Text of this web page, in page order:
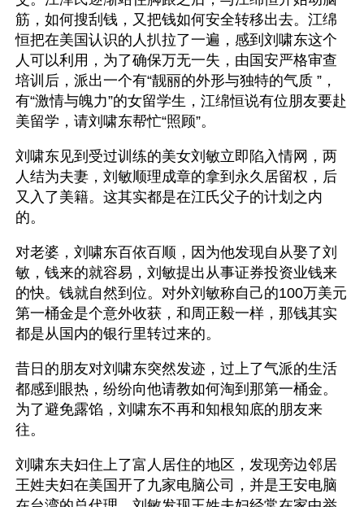
筋，如何搜刮钱，又把钱如何安全转移出去。江绵
恒把在美国认识的人扒拉了一遍，感到刘啸东这个
人可以利用，为了确保万无一失，由国安严格审查
培训后，派出一个有“靓丽的外形与独特的气质 ”，
有“激情与魄力”的女留学生，江绵恒说有位朋友要赴
美留学，请刘啸东帮忙“照顾”。
刘啸东见到受过训练的美女刘敏立即陷入情网，两
人结为夫妻，刘敏顺理成章的拿到永久居留权，后
又入了美籍。这其实都是在江氏父子的计划之内
的。
对老婆，刘啸东百依百顺，因为他发现自从娶了刘
敏，钱来的就容易，刘敏提出从事证券投资业钱来
的快。钱就自然到位。对外刘敏称自己的100万美元
第一桶金是个意外收获，和周正毅一样，那钱其实
都是从国内的银行里转过来的。
昔日的朋友对刘啸东突然发迹，过上了气派的生活
都感到眼热，纷纷向他请教如何淘到那第一桶金。
为了避免露馅，刘啸东不再和知根知底的朋友来
往。
刘啸东夫妇住上了富人居住的地区，发现旁边邻居
王姓夫妇在美国开了九家电脑公司，并是王安电脑